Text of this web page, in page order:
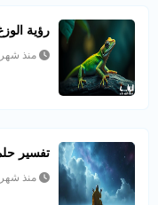
رؤية
منذ
تفسير
منذ